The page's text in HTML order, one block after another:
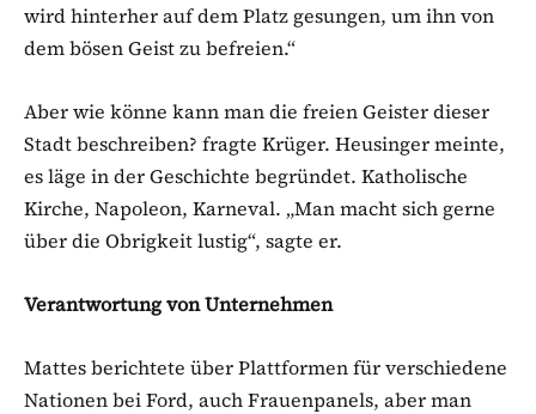
wird hinterher auf dem Platz gesungen, um ihn von
dem bösen Geist zu befreien.“
Aber wie könne kann man die freien Geister dieser
Stadt beschreiben? fragte Krüger. Heusinger meinte,
es läge in der Geschichte begründet. Katholische
Kirche, Napoleon, Karneval. „Man macht sich gerne
über die Obrigkeit lustig“, sagte er.
Verantwortung von Unternehmen
Mattes berichtete über Plattformen für verschiedene
Nationen bei Ford, auch Frauenpanels, aber man